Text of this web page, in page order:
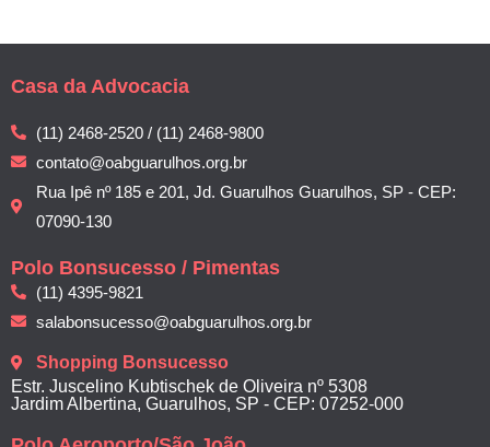
Casa da Advocacia
(11) 2468-2520 / (11) 2468-9800
contato@oabguarulhos.org.br
Rua Ipê nº 185 e 201, Jd. Guarulhos Guarulhos, SP - CEP:
07090-130
Polo Bonsucesso / Pimentas
(11) 4395-9821
salabonsucesso@oabguarulhos.org.br
Shopping Bonsucesso
Estr. Juscelino Kubtischek de Oliveira nº 5308
Jardim Albertina, Guarulhos, SP - CEP: 07252-000